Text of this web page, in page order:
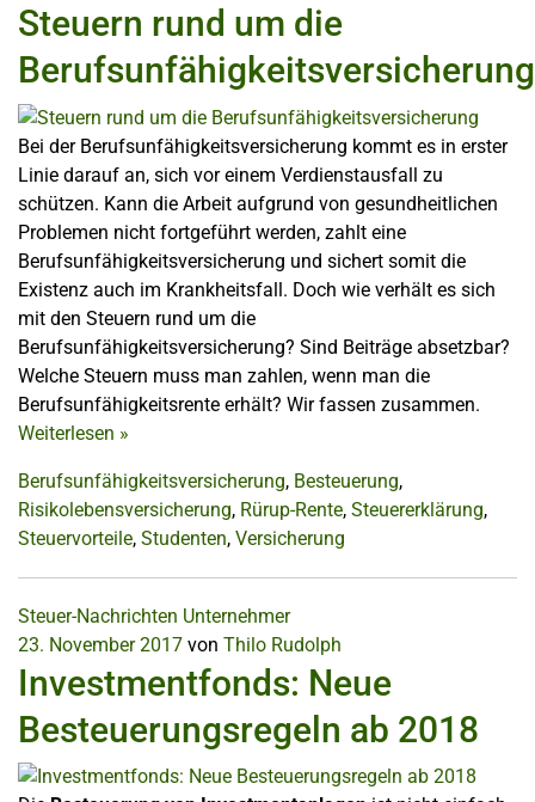
Steuern rund um die
Berufsunfähigkeitsversicherung
Bei der Berufsunfähigkeitsversicherung kommt es in erster
Linie darauf an, sich vor einem Verdienstausfall zu
schützen. Kann die Arbeit aufgrund von gesundheitlichen
Problemen nicht fortgeführt werden, zahlt eine
Berufsunfähigkeitsversicherung und sichert somit die
Existenz auch im Krankheitsfall. Doch wie verhält es sich
mit den Steuern rund um die
Berufsunfähigkeitsversicherung? Sind Beiträge absetzbar?
Welche Steuern muss man zahlen, wenn man die
Berufsunfähigkeitsrente erhält? Wir fassen zusammen.
Weiterlesen »
Berufsunfähigkeitsversicherung, Besteuerung,
Risikolebensversicherung, Rürup-Rente, Steuererklärung,
Steuervorteile, Studenten, Versicherung
Steuer-Nachrichten Unternehmer
23. November 2017 von Thilo Rudolph
Investmentfonds: Neue
Besteuerungsregeln ab 2018